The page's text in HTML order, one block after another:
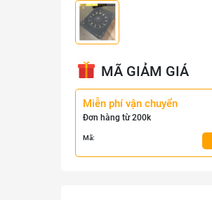
MÃ GIẢM GIÁ
Miễn phí vận chuyển
Đơn hàng từ 200k
Mã: